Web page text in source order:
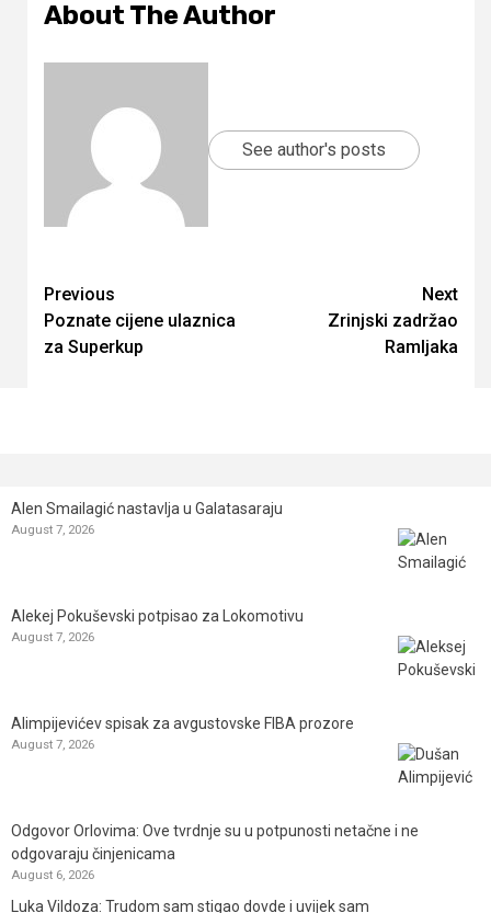
About The Author
See author's posts
Continue
Reading
Previous
Poznate cijene ulaznica
za Superkup
Next
Zrinjski zadržao
Ramljaka
Alen Smailagić nastavlja u Galatasaraju
August 7, 2026
Alekej Pokuševski potpisao za Lokomotivu
August 7, 2026
Alimpijevićev spisak za avgustovske FIBA prozore
August 7, 2026
Odgovor Orlovima: ​Ove tvrdnje su u potpunosti netačne i ne
odgovaraju činjenicama
August 6, 2026
Luka Vildoza: Trudom sam stigao dovde i uvijek sam